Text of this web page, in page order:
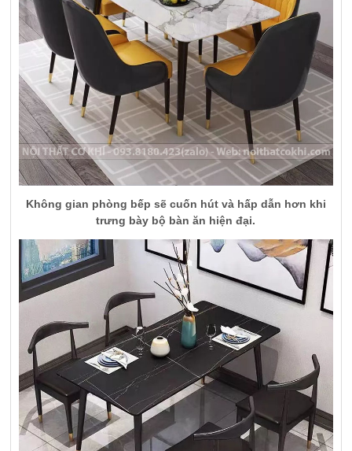
Không gian phòng bếp sẽ cuốn hút và hấp dẫn hơn khi
trưng bày bộ bàn ăn hiện đại.